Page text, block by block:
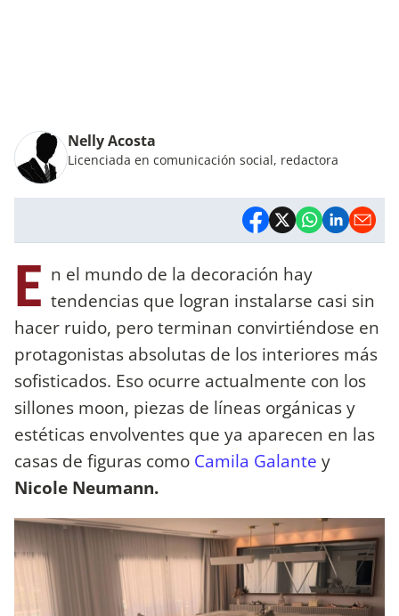
Nelly Acosta
Licenciada en comunicación social, redactora
E n el mundo de la decoración hay
tendencias que logran instalarse casi sin
hacer ruido, pero terminan convirtiéndose en
protagonistas absolutas de los interiores más
sofisticados. Eso ocurre actualmente con los
sillones moon, piezas de líneas orgánicas y
estéticas envolventes que ya aparecen en las
casas de figuras como Camila Galante y
Nicole Neumann.